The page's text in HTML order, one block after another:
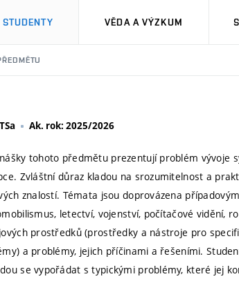
STUDENTY VĚDA A VÝZKUM
Ak. rok: 2025/2026
tohoto předmětu prezentují problém vývoje
Zvláštní důraz kladou na srozumitelnost a
znalostí. Témata jsou doprovázena
letectví, vojenství, počítačové vidění,
prostředků (prostředky a nástroje pro
a problémy, jejich příčinami a řešeními.
se vypořádat s typickými problémy, které jej